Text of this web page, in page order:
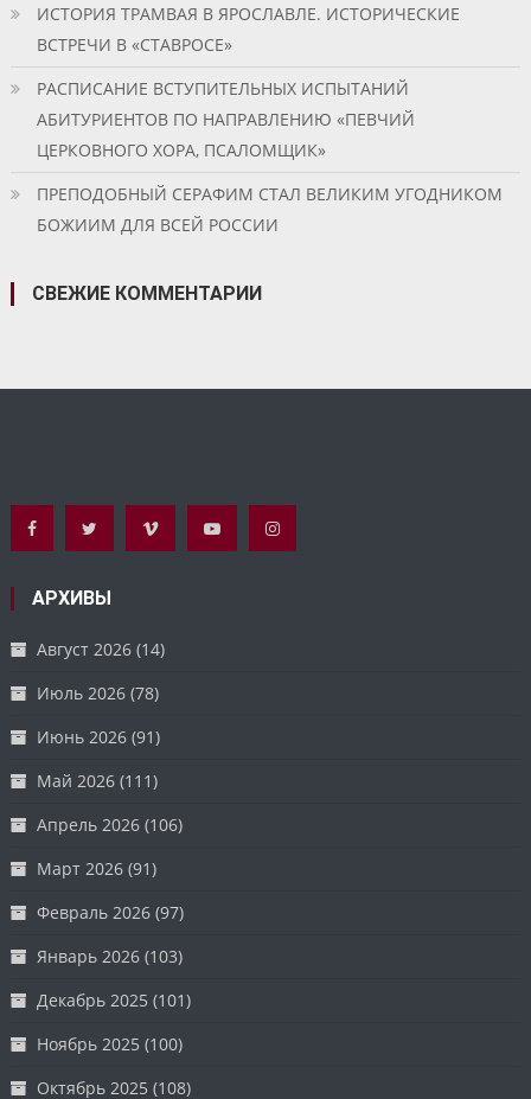
ИСТОРИЯ ТРАМВАЯ В ЯРОСЛАВЛЕ. ИСТОРИЧЕСКИЕ
ВСТРЕЧИ В «СТАВРОСЕ»
РАСПИСАНИЕ ВСТУПИТЕЛЬНЫХ ИСПЫТАНИЙ
АБИТУРИЕНТОВ ПО НАПРАВЛЕНИЮ «ПЕВЧИЙ
ЦЕРКОВНОГО ХОРА, ПСАЛОМЩИК»
ПРЕПОДОБНЫЙ СЕРАФИМ СТАЛ ВЕЛИКИМ УГОДНИКОМ
БОЖИИМ ДЛЯ ВСЕЙ РОССИИ
СВЕЖИЕ КОММЕНТАРИИ
АРХИВЫ
Август 2026 (14)
Июль 2026 (78)
Июнь 2026 (91)
Май 2026 (111)
Апрель 2026 (106)
Март 2026 (91)
Февраль 2026 (97)
Январь 2026 (103)
Декабрь 2025 (101)
Ноябрь 2025 (100)
Октябрь 2025 (108)